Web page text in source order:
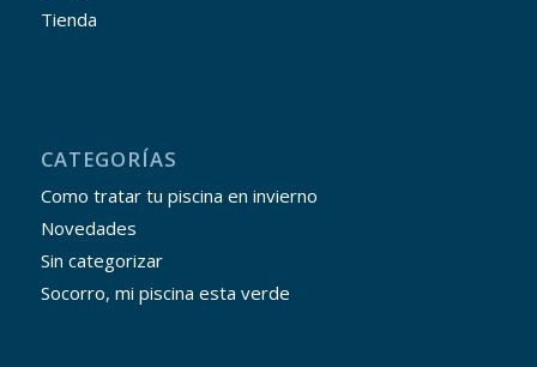
Tienda
CATEGORÍAS
Como tratar tu piscina en invierno
Novedades
Sin categorizar
Socorro, mi piscina esta verde